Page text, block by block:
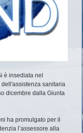
è insediata nel
sanitaria
dicembre dalla Giunta
ha promulgato per il
l’assessore alla